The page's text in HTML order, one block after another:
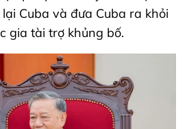
Cuba và đưa Cuba ra khỏi
gia tài trợ khủng bố.